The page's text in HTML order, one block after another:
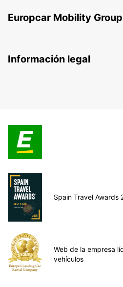
Europcar Mobility Group
Información legal
Spain Travel Awards
Web de la empresa
vehículos